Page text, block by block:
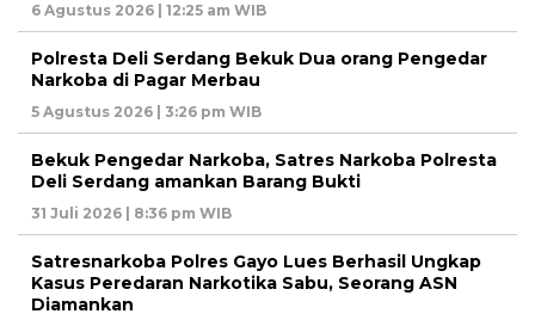
6 Agustus 2026 | 12:25 am WIB
Polresta Deli Serdang Bekuk Dua orang Pengedar
Narkoba di Pagar Merbau
5 Agustus 2026 | 3:26 pm WIB
Bekuk Pengedar Narkoba, Satres Narkoba Polresta
Deli Serdang amankan Barang Bukti
31 Juli 2026 | 8:36 pm WIB
Satresnarkoba Polres Gayo Lues Berhasil Ungkap
Kasus Peredaran Narkotika Sabu, Seorang ASN
Diamankan